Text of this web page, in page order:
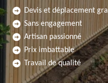
Devis et déplacement
Sans engagement
Artisan passionné
Prix imbattable
Travail de qualité